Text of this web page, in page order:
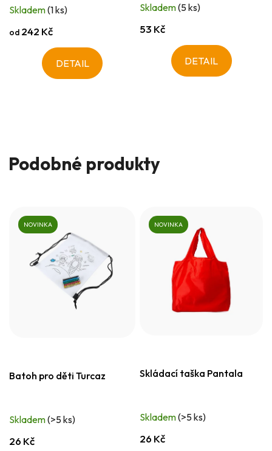
Skladem(1 ks)
od 242 Kč
DETAIL
Skladem(5 ks)
53 Kč
DETAIL
Podobné produkty
NOVINKA
Batoh pro děti Turcaz
Skladem(>5 ks)
26 Kč
NOVINKA
Skládací taška Pantala
Skladem(>5 ks)
26 Kč